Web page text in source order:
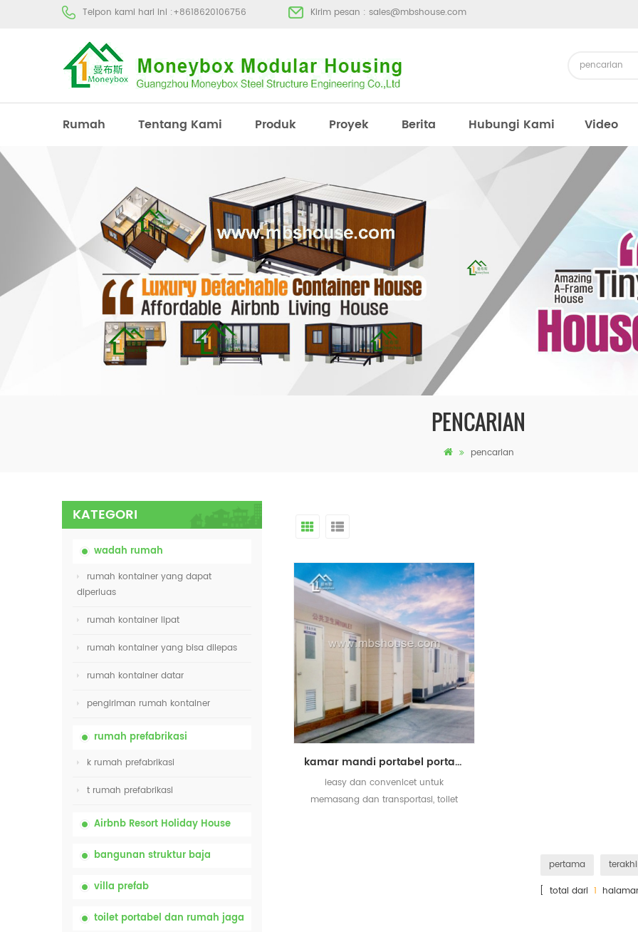
Telpon kami hari ini :+8618620106756 Kirim pesan : sales@mbshouse.com
Rumah Tentang Kami Produk Proyek Berita Hubungi Kami Video
PENCARIAN
pencarian
KATEGORI
wadah rumah
rumah kontainer yang dapat
diperluas
rumah kontainer lipat
rumah kontainer yang bisa dilepas
rumah kontainer datar
pengiriman rumah kontainer
rumah prefabrikasi
k rumah prefabrikasi
t rumah prefabrikasi
Airbnb Resort Holiday House
bangunan struktur baja
villa prefab
toilet portabel dan rumah jaga
kamar mandi portabel portabel dan toilet bergerak portabel untuk lokasi konstruksi dengan harga murah
ieasy dan convenicet untuk
memasang dan transportasi, toilet
pertama
[ total dari 1